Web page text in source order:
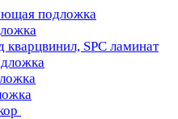
подложка
SPC ламинат